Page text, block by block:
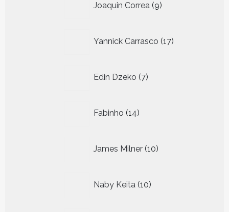
Joaquin Correa 9
producten
Yannick Carrasco 17
producten
Edin Dzeko 7
producten
Fabinho 14
producten
James Milner 10
producten
Naby Keita 10
producten